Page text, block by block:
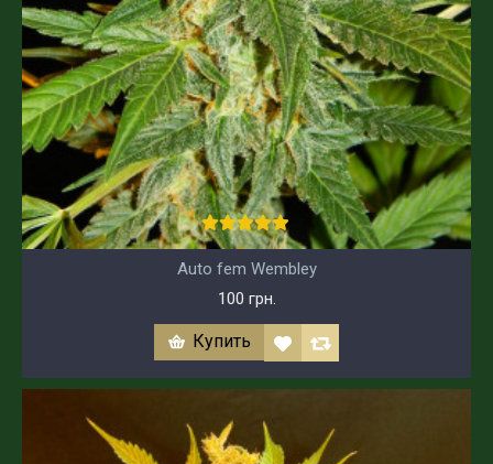
Auto fem Wembley
100 грн.
Купить